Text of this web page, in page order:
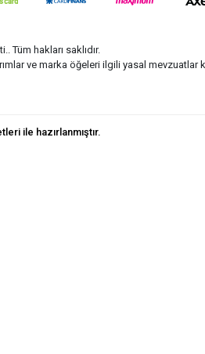
Tüm hakları saklıdır.
ve marka öğeleri ilgili yasal mevzuatlar
ile hazırlanmıştır.